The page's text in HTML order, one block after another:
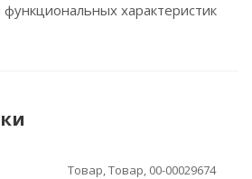
характеристик
Товар, Товар, 00-00029674